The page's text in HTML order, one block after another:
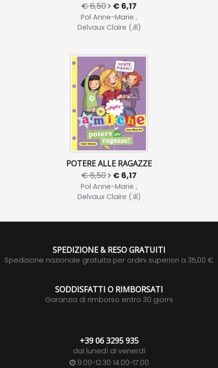
€ 6,50 € 6,17
Pol Anne-Marie ,
Delvaux Claire (.ill)
POTERE ALLE RAGAZZE
€ 6,50 € 6,17
Pol Anne-Marie ,
Delvaux Claire (.ill)
SPEDIZIONE & RESO GRATUITI
Spedizione nazionale gratuita per ordini superiori a 35,00 €
SODDISFATTI O RIMBORSATI
Garanzia di rimborso entro 30 giorni
+39 06 3295 935
dal lunedì al venerdì
9:00-12:30 14:00-17:00